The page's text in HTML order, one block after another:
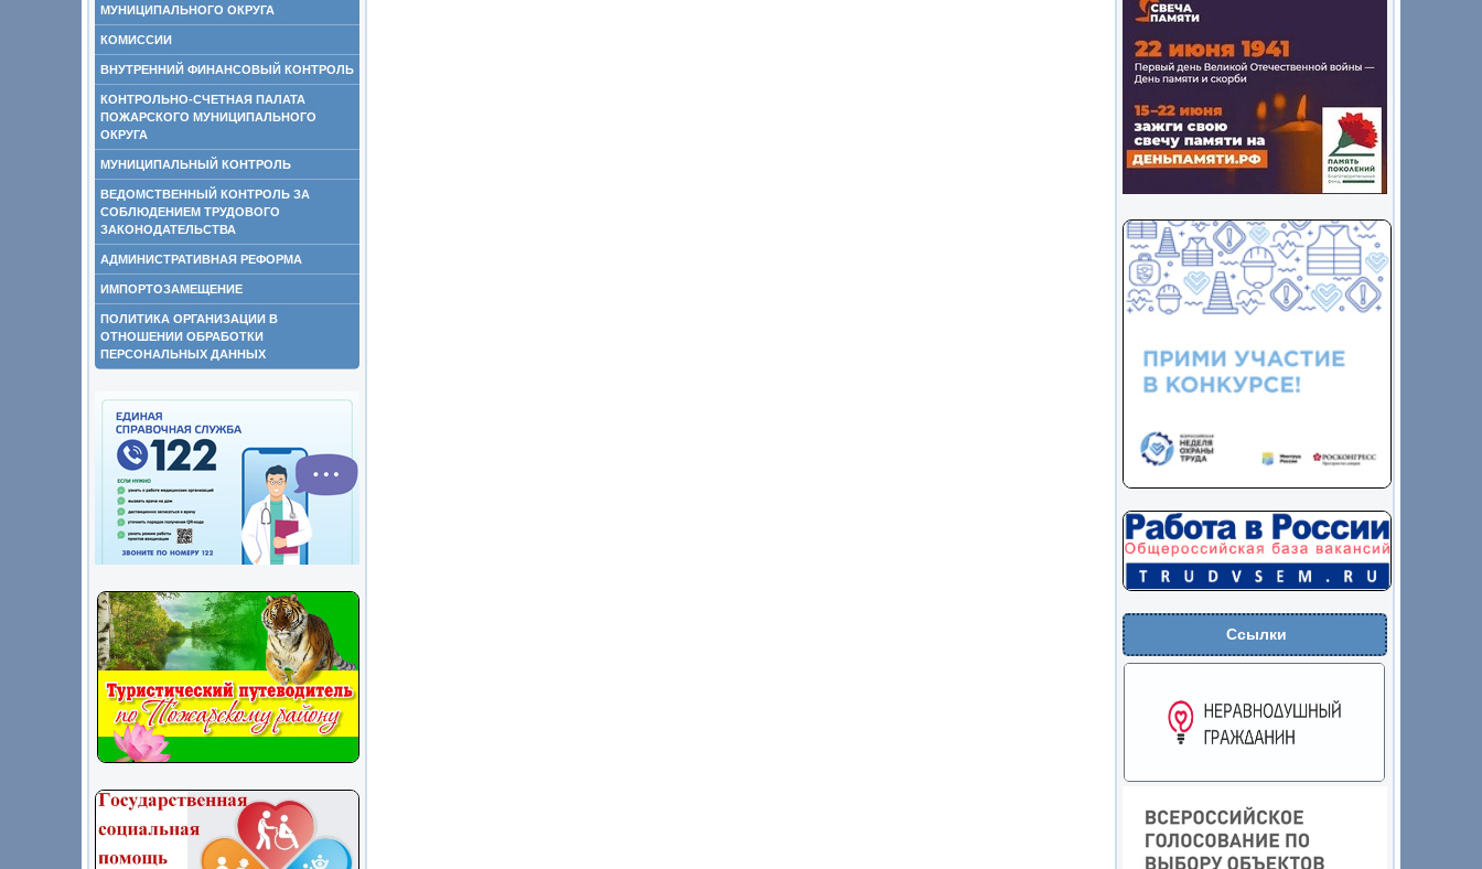
МУНИЦИПАЛЬНОГО ОКРУГА
КОМИССИИ
ВНУТРЕННИЙ ФИНАНСОВЫЙ КОНТРОЛЬ
КОНТРОЛЬНО-СЧЕТНАЯ ПАЛАТА
ПОЖАРСКОГО МУНИЦИПАЛЬНОГО
ОКРУГА
МУНИЦИПАЛЬНЫЙ КОНТРОЛЬ
ВЕДОМСТВЕННЫЙ КОНТРОЛЬ ЗА
СОБЛЮДЕНИЕМ ТРУДОВОГО
ЗАКОНОДАТЕЛЬСТВА
АДМИНИСТРАТИВНАЯ РЕФОРМА
ИМПОРТОЗАМЕЩЕНИЕ
ПОЛИТИКА ОРГАНИЗАЦИИ В
ОТНОШЕНИИ ОБРАБОТКИ
ПЕРСОНАЛЬНЫХ ДАННЫХ
Ссылки